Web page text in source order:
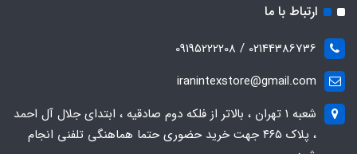
ارتباط با ما
02144386736 / 09195222208
iranintexstore@gmail.com
شعبه ۱ تهران ، بالاتر از فلکه دوم صادقیه ، ابتدای جلال آل احمد
، پلاک ۴۶۵ جهت خرید حضوری حتما هماهنگی تلفنی انجام